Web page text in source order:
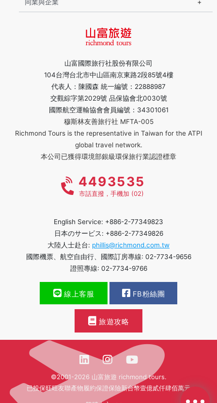
山富國際旅行社股份有限公司
104台灣台北市中山區南京東路2段85號4樓
代表人：陳國森 統一編號：22888987
交觀綜字第2029號 品保協會北0030號
國際航空運輸協會會員編號：34301061
穆斯林友善旅行社 MFTA-005
Richmond Tours is the representative in Taiwan for the ATPI
global travel network.
本公司已獲得環境部銀級環保旅行業認證標章
同業與企業
4493535
市話直撥，手機加 (02)
English Service: +886-2-77349823
日本のサービス: +886-2-77349826
大陸人士赴台: phillis@richmond.com.tw
國際機票、航空自由行、國際訂房專線: 02-7734-9656
證照專線: 02-7734-9766
線上客服 FB粉絲團
旅遊攻略
©2001-2026 山富旅遊 richmond tours.
已投保旺旺友聯產物履約保證保險新台幣壹億貳仟肆佰萬元